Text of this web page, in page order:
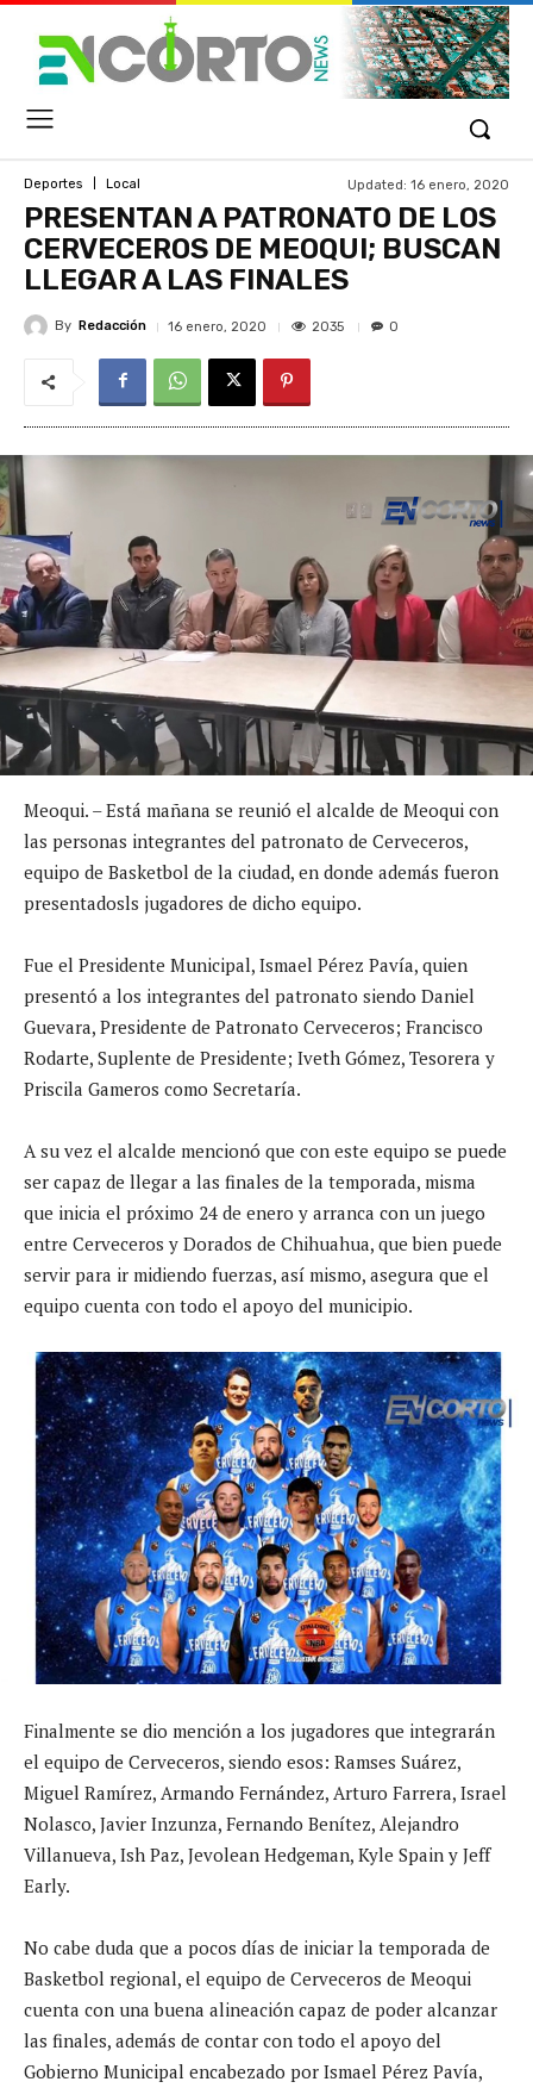
Deportes Local Updated: 16 enero, 2020
PRESENTAN A PATRONATO DE LOS
CERVECEROS DE MEOQUI; BUSCAN
LLEGAR A LAS FINALES
By Redacción 16 enero, 2020 2035 0
Meoqui. – Está mañana se reunió el alcalde de Meoqui con
las personas integrantes del patronato de Cerveceros,
equipo de Basketbol de la ciudad, en donde además fueron
presentadosls jugadores de dicho equipo.
Fue el Presidente Municipal, Ismael Pérez Pavía, quien
presentó a los integrantes del patronato siendo Daniel
Guevara, Presidente de Patronato Cerveceros; Francisco
Rodarte, Suplente de Presidente; Iveth Gómez, Tesorera y
Priscila Gameros como Secretaría.
A su vez el alcalde mencionó que con este equipo se puede
ser capaz de llegar a las finales de la temporada, misma
que inicia el próximo 24 de enero y arranca con un juego
entre Cerveceros y Dorados de Chihuahua, que bien puede
servir para ir midiendo fuerzas, así mismo, asegura que el
equipo cuenta con todo el apoyo del municipio.
Finalmente se dio mención a los jugadores que integrarán
el equipo de Cerveceros, siendo esos: Ramses Suárez,
Miguel Ramírez, Armando Fernández, Arturo Farrera, Israel
Nolasco, Javier Inzunza, Fernando Benítez, Alejandro
Villanueva, Ish Paz, Jevolean Hedgeman, Kyle Spain y Jeff
Early.
No cabe duda que a pocos días de iniciar la temporada de
Basketbol regional, el equipo de Cerveceros de Meoqui
cuenta con una buena alineación capaz de poder alcanzar
las finales, además de contar con todo el apoyo del
Gobierno Municipal encabezado por Ismael Pérez Pavía,